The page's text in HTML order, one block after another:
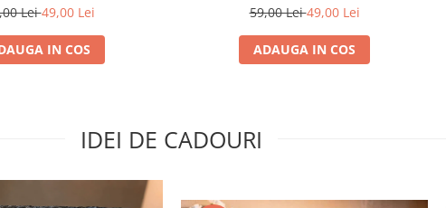
Lei49,00 Lei
IN COS
59,00 Lei49,00 Lei
ADAUGA IN COS
IDEI DE CADOURI